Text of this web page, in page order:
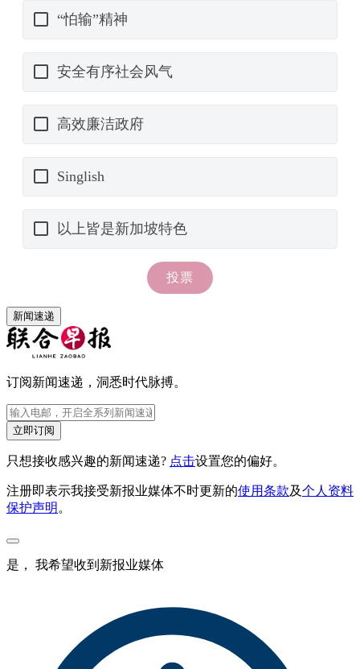
新闻速递
订阅新闻速递，洞悉时代脉搏。
立即订阅
只想接收感兴趣的新闻速递? 点击设置您的偏好。
注册即表示我接受新报业媒体不时更新的使用条款及个人资料
保护声明 。
是， 我希望收到新报业媒体